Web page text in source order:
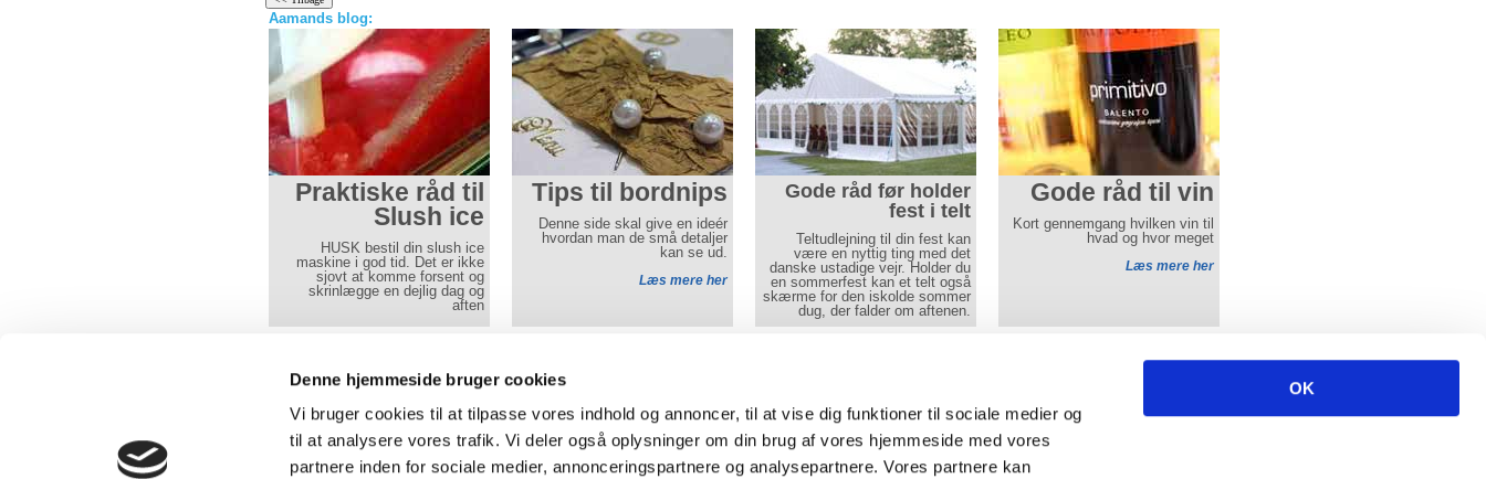
Denne hjemmeside bruger cookies
Vi bruger cookies til at tilpasse vores indhold og annoncer, til at vise dig funktioner til sociale medier og
til at analysere vores trafik. Vi deler også oplysninger om din brug af vores hjemmeside med vores
partnere inden for sociale medier, annonceringspartnere og analysepartnere. Vores partnere kan
OK
Aamands blog:
Over 30 års erfaring med udlejning af
telte, borde, stole og service.
Tlf 74 62 64 45
Aabenraa: Brunde Vest 2B, 6230 Rødekro
Cookie-indstillinger- Privatlivspolitik
Praktiske råd til
Slush ice
HUSK bestil din slush ice
maskine i god tid. Det er ikke
sjovt at komme forsent og
skrinlægge en dejlig dag og
aften
Tips til bordnips
Denne side skal give en ideér
hvordan man de små detaljer
kan se ud.
Læs mere her
Gode råd før holder
fest i telt
Teltudlejning til din fest kan
være en nyttig ting med det
danske ustadige vejr. Holder du
en sommerfest kan et telt også
skærme for den iskolde sommer
dug, der falder om aftenen.
Gode råd til vin
Kort gennemgang hvilken vin til
hvad og hvor meget
Læs mere her